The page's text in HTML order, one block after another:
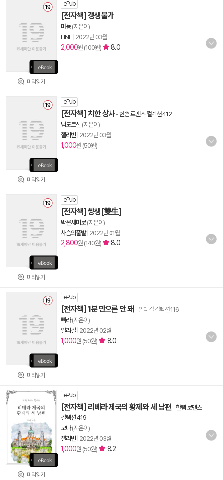
미리읽기
ePub
[전자책] 갱생불가
마뇽(지은이)
LINE| 2022년 03월
2,000원 (100원) 8.0
미리읽기
ePub
[전자책] 치한 상사-한뼘 로맨스 컬렉션 412
님도르신 (지은이)
젤리빈 2022년 03월
1,000원 (50원)
미리읽기
ePub
[전자책] 쌍생[雙生]
박온새미로(지은이)
사슴의풀밭| 2022년 01월
2,800원 (140원) 8.0
미리읽기
ePub
[전자책] 1분 만으론 안 돼 - 일리걸 컬렉션 116
빠라(지은이)
일리걸| 2022년 02월
1,000원 (50원) 8.0
미리읽기
ePub
[전자책] 리베라 제국의 황제와 세 남편 -한뼘 로맨스
컬렉션 419
모나(지은이)
젤리빈 2022년 03월
1,000원 (50원) 8.2